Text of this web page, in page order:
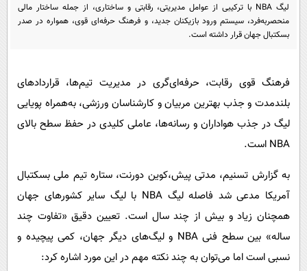
یک برش دانایی
علم و دانش
اخبار کریپتو
سرگرمی
باشگاه مغز
مجله تصویری سلاح
فیلم
اقتصاد
ورزش
سرگرمی
گوناگون
حوادث
عصر ایران 2
خواندنی ها و دیدنی ها
پیامک
روانشناسی
دانلود
آموزش زبان
لیگ NBA با ترکیبی از عوامل مدیریتی، رقابتی و ساختاری، از جمله ساختار مالی
منحصربه‌فرد، سیستم ورود بازیکنان جدید، و فرهنگ حرفه‌ای قوی، همواره در صدر
بسکتبال جهان قرار داشته است.
فرهنگ قوی رقابت، حرفه‌ای‌گری در مدیریت تیم‌ها، قراردادهای
بلندمدت و جذب بهترین مربیان و کارشناسان ورزشی، به‌همراه پویایی
لیگ در جذب هواداران و رسانه‌ها، عاملی کلیدی در حفظ سطح بالای
NBA است.
به گزارش تسنیم، مدتی پیش،کوین دورنت، ستاره تیم ملی بسکتبال
آمریکا مدعی شد فاصله لیگ NBA با لیگ‌ سایر کشورهای جهان
همچنان زیاد و بیش از چند سال است. تعیین دقیق «تفاوت چند
ساله» بین سطح فنی NBA و لیگ‌های دیگر جهان، کمی پیچیده و
نسبی است اما می‌توان به چند نکته مهم در این مورد اشاره کرد: